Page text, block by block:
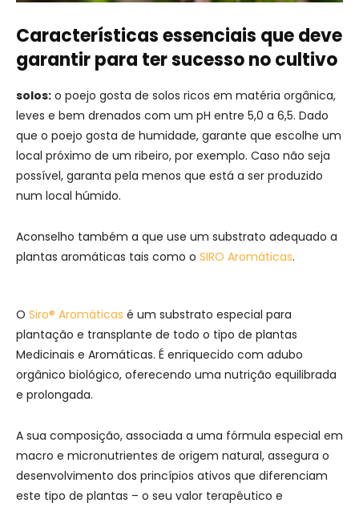
Características essenciais que deve
garantir para ter sucesso no cultivo
solos: o poejo gosta de solos ricos em matéria orgânica,
leves e bem drenados com um pH entre 5,0 a 6,5. Dado
que o poejo gosta de humidade, garante que escolhe um
local próximo de um ribeiro, por exemplo. Caso não seja
possível, garanta pela menos que está a ser produzido
num local húmido.
Aconselho também a que use um substrato adequado a
plantas aromáticas tais como o SIRO Aromáticas.
O Siro® Aromáticas é um substrato especial para
plantação e transplante de todo o tipo de plantas
Medicinais e Aromáticas. É enriquecido com adubo
orgânico biológico, oferecendo uma nutrição equilibrada
e prolongada.
A sua composição, associada a uma fórmula especial em
macro e micronutrientes de origem natural, assegura o
desenvolvimento dos princípios ativos que diferenciam
este tipo de plantas – o seu valor terapêutico e